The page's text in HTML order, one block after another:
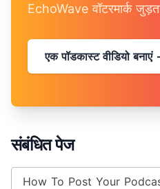
EchoWave वॉटरमार्क
एक पॉडकास्ट वीडियो बनाएं
संबंधित पेज
How To Post Your